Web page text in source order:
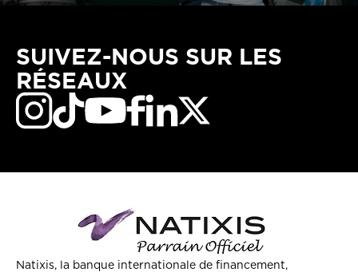
SUIVEZ-NOUS SUR LES
RÉSEAUX
Natixis, la banque internationale de financement,